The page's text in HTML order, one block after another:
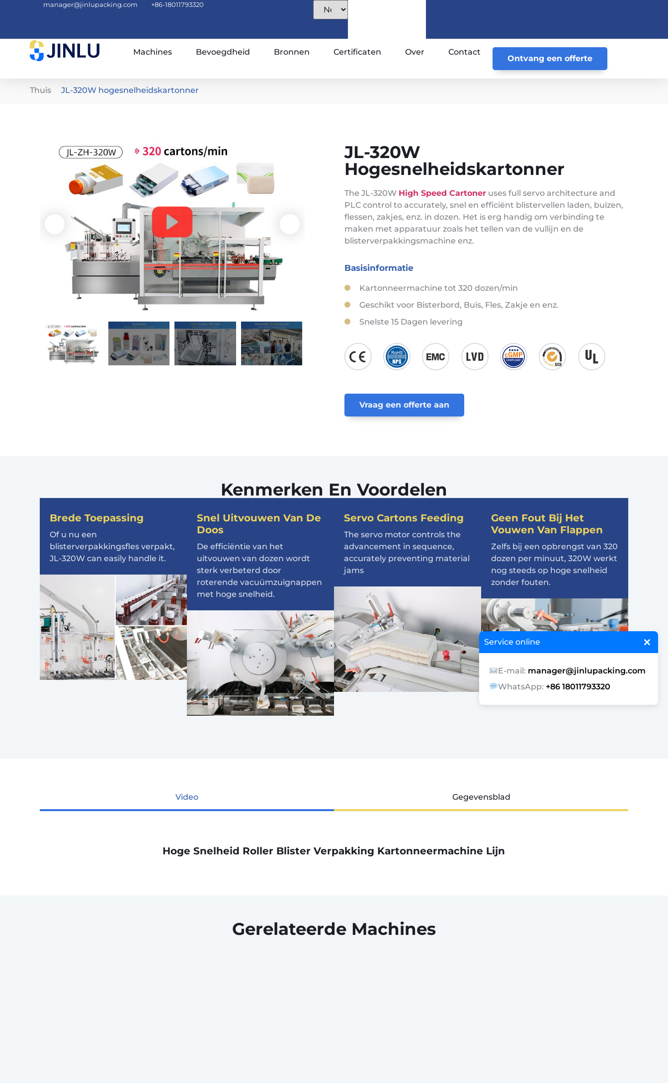
×
Service online
E-mail: manager@jinlupacking.com
WhatsApp: +86 18011793320
manager@jinlupacking.com +86-18011793320
Machines Bevoegdheid Bronnen Certificaten Over Contact
Ontvang een offerte
Thuis JL-320W hogesnelheidskartonner
JL-320W
Hogesnelheidskartonner
The JL-320W High Speed Cartoner uses full servo architecture and
PLC control to accurately, snel en efficiënt blistervellen laden, buizen,
flessen, zakjes, enz. in dozen. Het is erg handig om verbinding te
maken met apparatuur zoals het tellen van de vullijn en de
blisterverpakkingsmachine enz.
Basisinformatie
Kartonneermachine tot 320 dozen/min
Geschikt voor Bisterbord, Buis, Fles, Zakje en enz.
Snelste 15 Dagen levering
Vraag een offerte aan
Kenmerken En Voordelen
Brede Toepassing
Of u nu een
blisterverpakkingsfles verpakt,
JL-320W can easily handle it.
Snel Uitvouwen Van De
Doos
De efficiëntie van het
uitvouwen van dozen wordt
sterk verbeterd door
roterende vacuümzuignappen
met hoge snelheid.
Servo Cartons Feeding
The servo motor controls the
advancement in sequence,
accurately preventing material
jams
Geen Fout Bij Het
Vouwen Van Flappen
Zelfs bij een opbrengst van 320
dozen per minuut, 320W werkt
nog steeds op hoge snelheid
zonder fouten.
Video Gegevensblad
Hoge Snelheid Roller Blister Verpakking Kartonneermachine Lijn
Gerelateerde Machines